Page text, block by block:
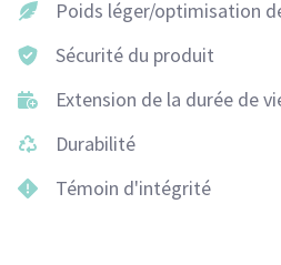
Poids léger/optimisation
Sécurité du produit
Extension de la durée de
Durabilité
Témoin d'intégrité